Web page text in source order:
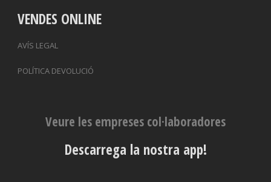
VENDES ONLINE
AVÍS LEGAL
POLÍTICA DEVOLUCIÓ
Veure les empreses col·laboradores
Descarrega la nostra app!